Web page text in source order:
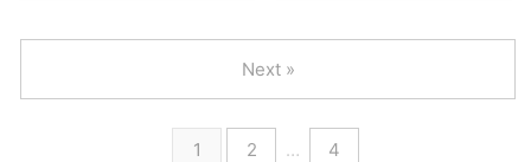
イートしていましたな。 コジマ
プロダクションさんの 新作 が本
格始動するみたい・・・期待され
が。 その部門では、 ゲーム以外
のエンタメに挑戦していくみたい
ですぜ( ･`ω･´) コジマプロダクシ
ョンが映画、テレビ、音楽分野へ
1 2 … 4
Next »